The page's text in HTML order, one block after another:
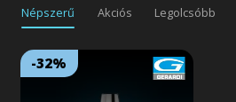
Népszerű Akciós Legolcsóbb
-32%
Lejárat: 2026/08/31